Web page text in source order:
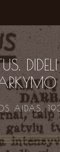
AIDAS.